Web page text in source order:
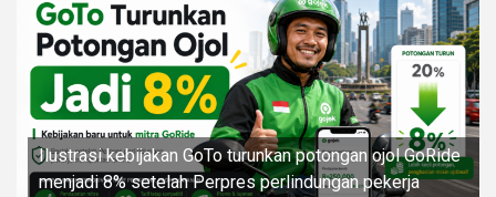
Ilustrasi kebijakan GoTo turunkan potongan ojol GoRide
menjadi 8% setelah Perpres perlindungan pekerja